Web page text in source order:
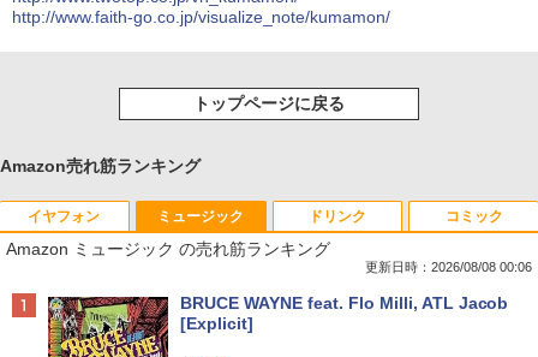
http://www.faith-go.co.jp/visualize_note/kumamon/
トップページに戻る
Amazon売れ筋ランキング
イヤフォン
Anker Soundcore P40i オフホワイト
ミュージック
Amazon ミュージック の売れ筋ランキング
更新日時：2026/08/08 00:06
BRUCE WAYNE feat. Flo Milli, ATL Jacob
[Explicit]
ドリンク コミック